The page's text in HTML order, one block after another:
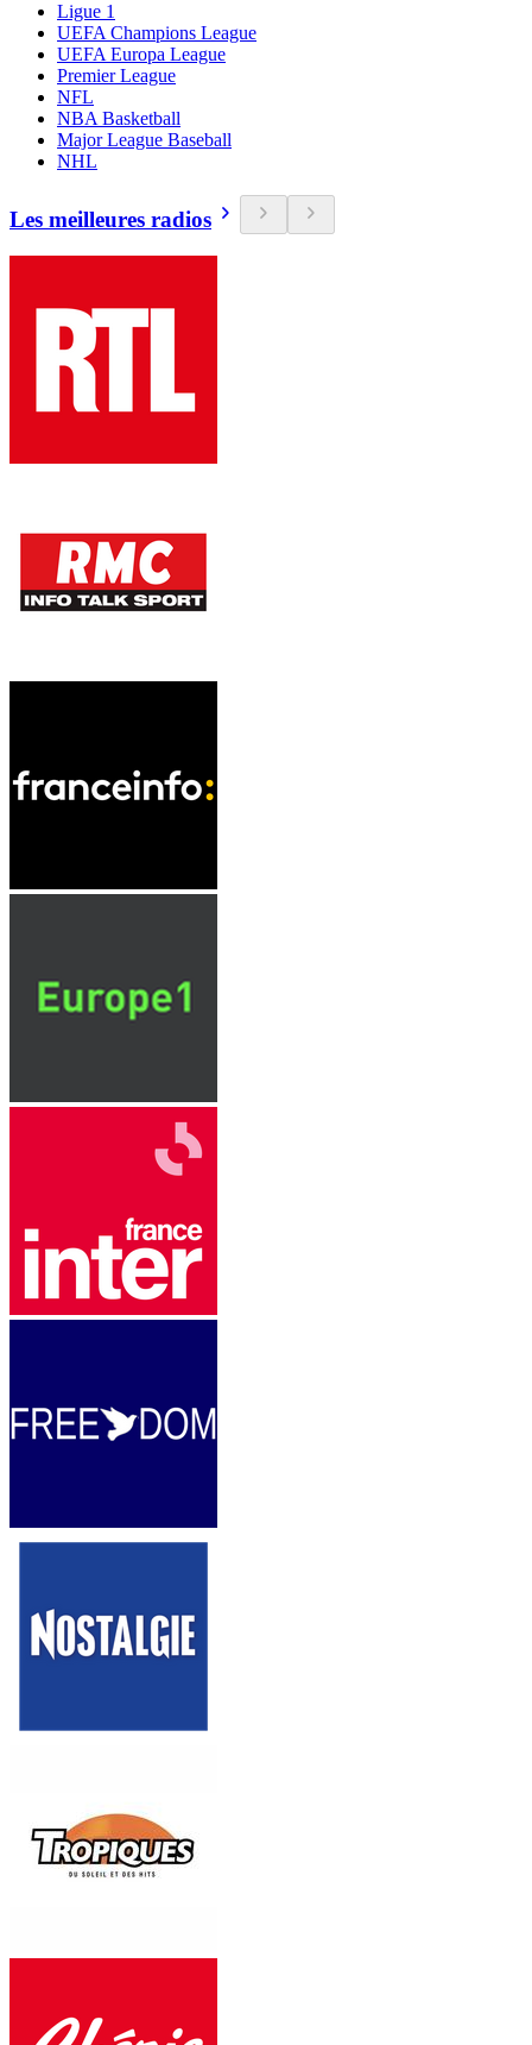
Ligue 1
UEFA Champions League
UEFA Europa League
Premier League
NFL
NBA Basketball
Major League Baseball
NHL
Les meilleures radios